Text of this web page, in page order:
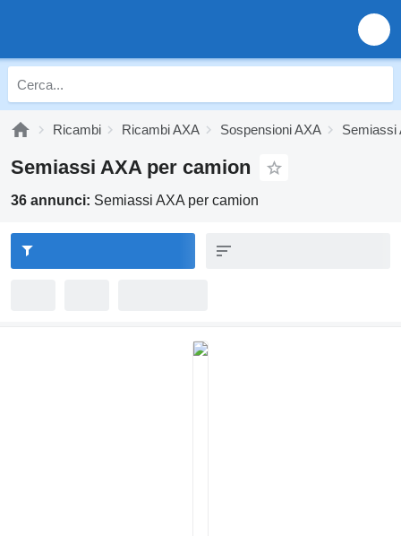
Ricambi Ricambi AXA Sospensioni AXA Semiassi
Semiassi AXA per camion
36 annunci: Semiassi AXA per camion